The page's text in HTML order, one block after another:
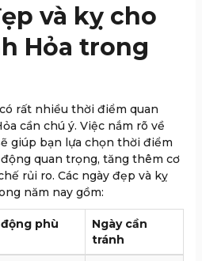
và kỵ cho
Hỏa trong
rất nhiều thời điểm quan
cần chú ý. Việc nắm rõ về
giúp bạn lựa chọn thời điểm
quan trọng, tăng thêm cơ
rủi ro. Các ngày đẹp và kỵ
năm nay gồm:
phù
Ngày cần
tránh